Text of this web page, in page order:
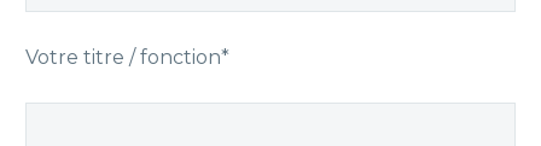
Votre titre / fonction*